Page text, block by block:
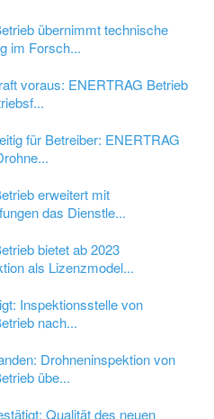
übernimmt technische
im Forsch...
voraus: ENERTRAG Betrieb
für Betreiber: ENERTRAG
erweitert mit
das Dienstle...
bietet ab 2023
als Lizenzmodel...
Inspektionsstelle von
nach...
Drohneninspektion von
übe...
Qualität des neuen